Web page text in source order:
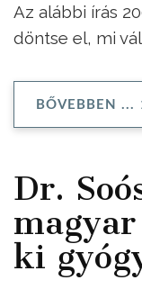
Az alábbi írás
döntse el, mi
BŐVEBBEN ...
Dr.
magyar
ki